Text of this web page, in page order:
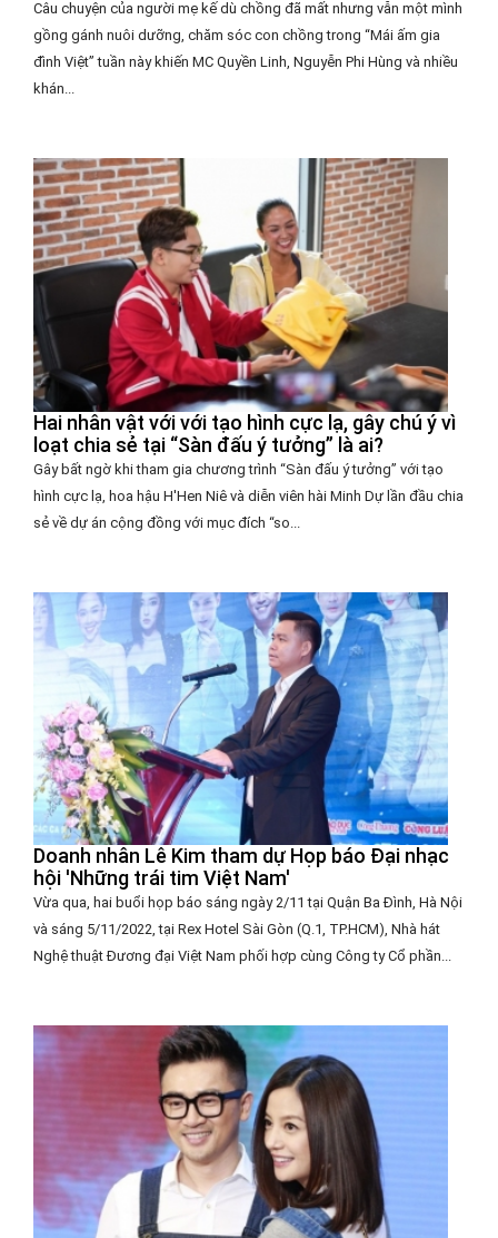
Câu chuyện của người mẹ kế dù chồng đã mất nhưng vẫn một mình
gồng gánh nuôi dưỡng, chăm sóc con chồng trong “Mái ấm gia
đình Việt” tuần này khiến MC Quyền Linh, Nguyễn Phi Hùng và nhiều
khán...
Hai nhân vật với với tạo hình cực lạ, gây chú ý vì
loạt chia sẻ tại “Sàn đấu ý tưởng” là ai?
Gây bất ngờ khi tham gia chương trình “Sàn đấu ý tưởng” với tạo
hình cực lạ, hoa hậu H'Hen Niê và diễn viên hài Minh Dự lần đầu chia
sẻ về dự án cộng đồng với mục đích “so...
Doanh nhân Lê Kim tham dự Họp báo Đại nhạc
hội 'Những trái tim Việt Nam'
Vừa qua, hai buổi họp báo sáng ngày 2/11 tại Quận Ba Đình, Hà Nội
và sáng 5/11/2022, tại Rex Hotel Sài Gòn (Q.1, TP.HCM), Nhà hát
Nghệ thuật Đương đại Việt Nam phối hợp cùng Công ty Cổ phần...